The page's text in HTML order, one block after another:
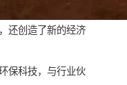
还创造了新的经济
保科技，与行业伙